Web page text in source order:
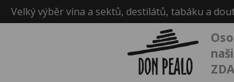
Velký výběr vína a sektů, destilátů, tabáku a